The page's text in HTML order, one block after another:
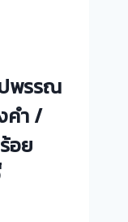
พรรณ
คำ /
อย